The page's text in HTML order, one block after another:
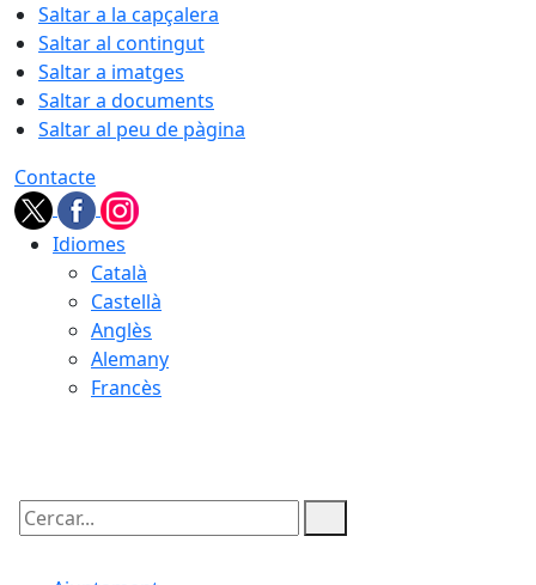
Saltar a la capçalera
Saltar al contingut
Saltar a imatges
Saltar a documents
Saltar al peu de pàgina
Contacte
Idiomes
Català
Castellà
Anglès
Alemany
Francès
Cercar: